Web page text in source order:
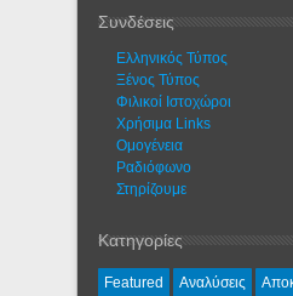
Συνδέσεις
Ελληνικός Τύπος
Ξένος Τύπος
Φιλικοί Ιστοχώροι
Χρήσιμα Links
Ομογένεια
Ραδιόφωνο
Στηρίζουμε
Κατηγορίες
Featured Αναλύσεις